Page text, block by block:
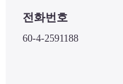
전화번호
60-4-2591188